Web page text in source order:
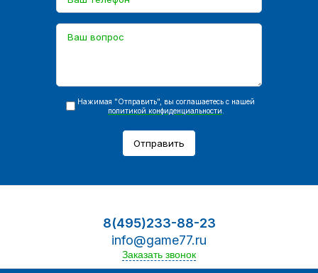
Нажимая "Отправить", вы соглашаетесь с нашей
политикой конфиденциальности
Отправить
8(495)233-88-23
info@game77.ru
Заказать звонок